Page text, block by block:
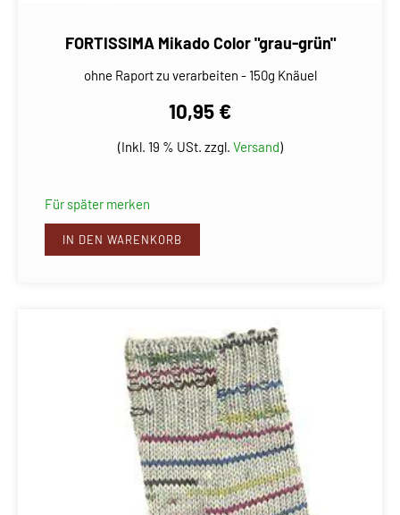
FORTISSIMA Mikado Color "grau-grün"
ohne Raport zu verarbeiten - 150g Knäuel
10,95 €
(Inkl. 19 % USt. zzgl. Versand)
Für später merken
IN DEN WARENKORB